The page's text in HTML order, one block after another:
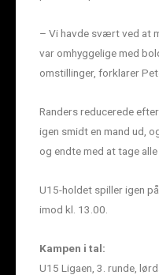
– Vi havde svært ved at
var omhyggelige med
omstillinger, forklarer
Randers reducerede
igen smidt en mand ud,
og endte med at tage
U15-holdet spiller igen
imod kl. 13.00.
Kampen i tal:
U15 Ligaen, 3. runde,